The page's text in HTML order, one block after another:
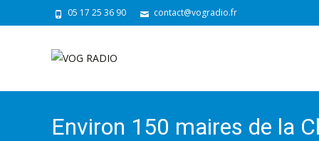
05 17 25 36 90 contact@vogradio.fr
Environ 150 maires de la